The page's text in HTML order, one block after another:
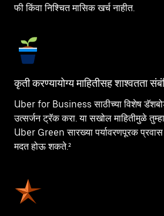
फी किंवा निश्चित मासिक खर्च नाहीत.
कृती करण्यायोग्य माहितीसह शाश्वतता
Uber for Business साठीच्या विशेष
उत्सर्जन ट्रॅक करा. या सखोल माहितीमुळे
Uber Green सारख्या पर्यावरणपूरक प्रवास
मदत होऊ शकते.²